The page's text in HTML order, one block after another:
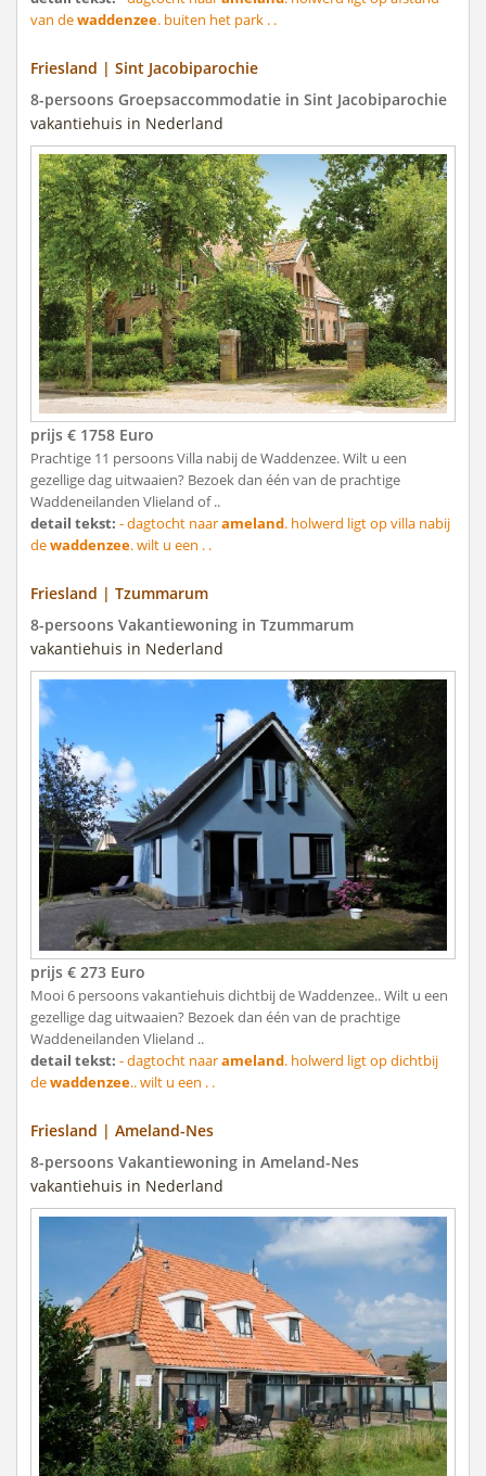
van dewaddenzee. buiten het park . .
Friesland | Sint Jacobiparochie
8-persoons Groepsaccommodatie in Sint Jacobiparochie
vakantiehuis in Nederland
prijs € 1758 Euro
Prachtige 11 persoons Villa nabij de Waddenzee. Wilt u een
gezellige dag uitwaaien? Bezoek dan één van de prachtige
Waddeneilanden Vlieland of ..
detail tekst: - dagtocht naarameland. holwerd ligt op villa nabij
dewaddenzee. wilt u een . .
Friesland | Tzummarum
8-persoons Vakantiewoning in Tzummarum
vakantiehuis in Nederland
prijs € 273 Euro
Mooi 6 persoons vakantiehuis dichtbij de Waddenzee.. Wilt u een
gezellige dag uitwaaien? Bezoek dan één van de prachtige
Waddeneilanden Vlieland ..
detail tekst: - dagtocht naarameland. holwerd ligt op dichtbij
dewaddenzee.. wilt u een . .
Friesland | Ameland-Nes
8-persoons Vakantiewoning in Ameland-Nes
vakantiehuis in Nederland